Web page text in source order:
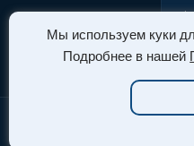
Мы используем куки
Подробнее в нашей